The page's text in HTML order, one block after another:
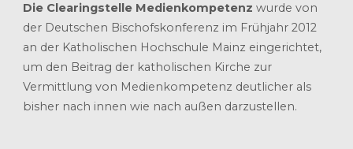
Die Clearingstelle Medienkompetenz wurde von
der Deutschen Bischofskonferenz im Frühjahr 2012
an der Katholischen Hochschule Mainz eingerichtet,
um den Beitrag der katholischen Kirche zur
Vermittlung von Medienkompetenz deutlicher als
bisher nach innen wie nach außen darzustellen.